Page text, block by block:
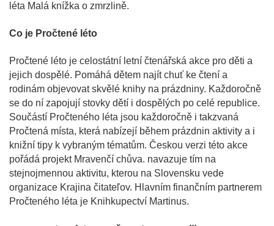
léta Malá knížka o zmrzlině.
Co je Pročtené léto
Pročtené léto je celostátní letní čtenářská akce pro děti a
jejich dospělé. Pomáhá dětem najít chuť ke čtení a
rodinám objevovat skvělé knihy na prázdniny. Každoročně
se do ní zapojují stovky dětí i dospělých po celé republice.
Součástí Pročteného léta jsou každoročně i takzvaná
Pročtená místa, která nabízejí během prázdnin aktivity a i
knižní tipy k vybraným tématům. Českou verzi této akce
pořádá projekt Mravenčí chůva. navazuje tím na
stejnojmennou aktivitu, kterou na Slovensku vede
organizace Krajina čitateľov. Hlavním finančním partnerem
Pročteného léta je Knihkupectví Martinus.